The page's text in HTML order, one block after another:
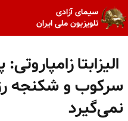
سیمای آزادی
تلویزیون ملی ایران
الیزابتا
سرکوب و شکنجه
نمی‌گیرد